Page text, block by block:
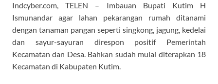
Indcyber.com, TELEN – Imbauan Bupati Kutim H
Ismunandar agar lahan pekarangan rumah ditanami
dengan tanaman pangan seperti singkong, jagung, kedelai
dan sayur-sayuran direspon positif Pemerintah
Kecamatan dan Desa. Bahkan sudah mulai diterapkan 18
Kecamatan di Kabupaten Kutim.